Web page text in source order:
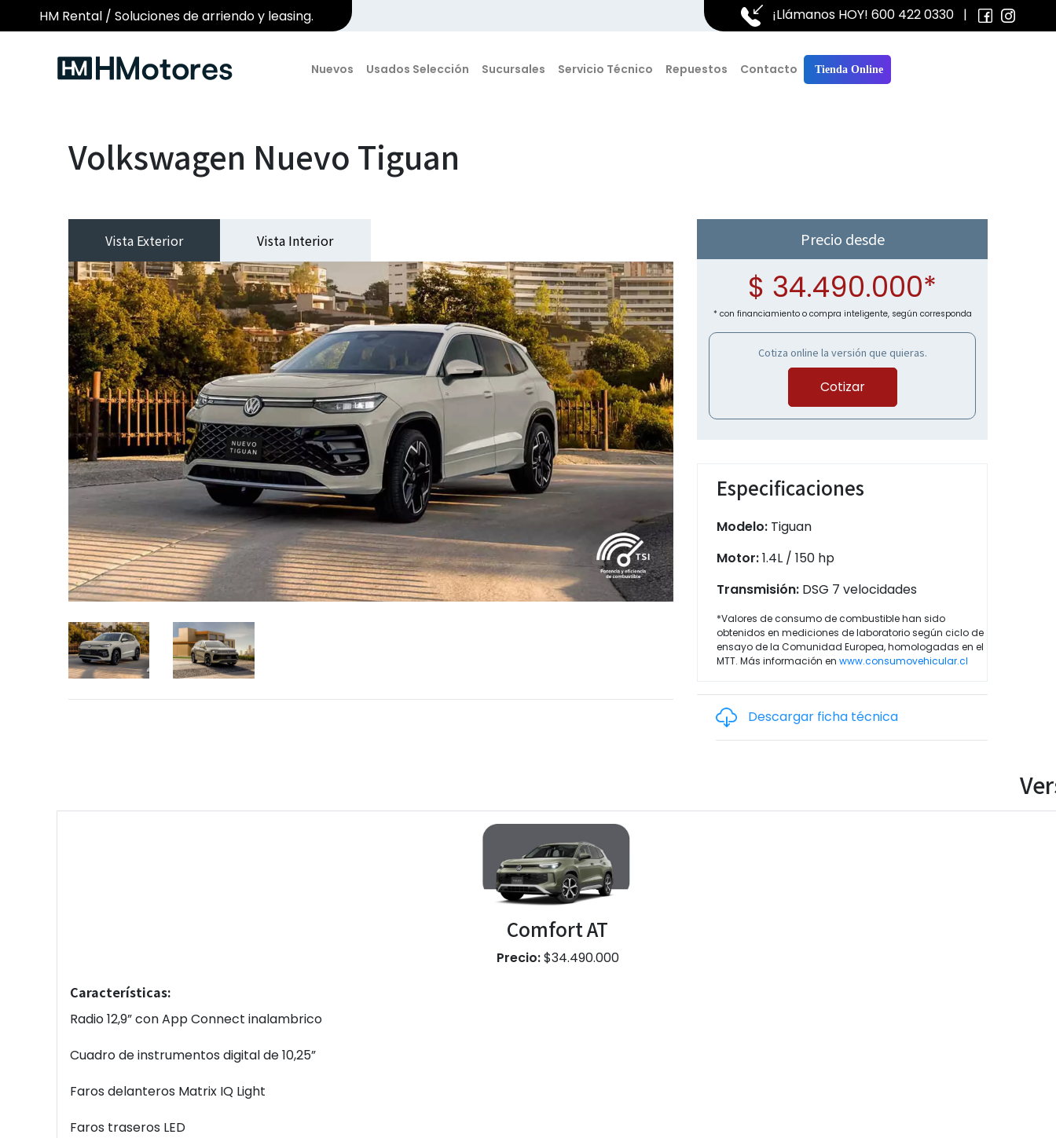
HM Rental / Soluciones de arriendo y leasing. ¡Llámanos HOY! 600 422 0330 |
Nuevos Usados Selección Sucursales Servicio Técnico Repuestos Contacto Tienda Online
Volkswagen Nuevo Tiguan
Vista Exterior Vista Interior Precio desde
$ 34.490.000*
* con financiamiento o compra inteligente, según corresponda
Cotiza online la versión que quieras.
Cotizar
Especificaciones
Modelo: Tiguan
Motor:1.4L / 150 hp
Transmisión: DSG 7 velocidades
*Valores de consumo de combustible han sido
obtenidos en mediciones de laboratorio según ciclo de
ensayo de la Comunidad Europea, homologadas en el
MTT. Más información en www.consumovehicular.cl
Descargar ficha técnica
Comfort AT
Precio:$34.490.000
Características:
Radio 12,9” con App Connect inalambrico
Cuadro de instrumentos digital de 10,25”
Faros delanteros Matrix IQ Light
Faros traseros LED